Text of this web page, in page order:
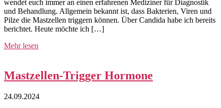
wendet euch immer an einen erfahrenen Mediziner für Diagnostik
und Behandlung. Allgemein bekannt ist, dass Bakterien, Viren und
Pilze die Mastzellen triggern können. Über Candida habe ich bereits
berichtet. Heute möchte ich […]
Mehr lesen
Mastzellen-Trigger Hormone
24.09.2024